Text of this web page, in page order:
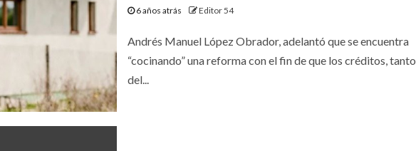
6 años atrás Editor 54
Andrés Manuel López Obrador, adelantó que se encuentra
“cocinando” una reforma con el fin de que los créditos, tanto
del...